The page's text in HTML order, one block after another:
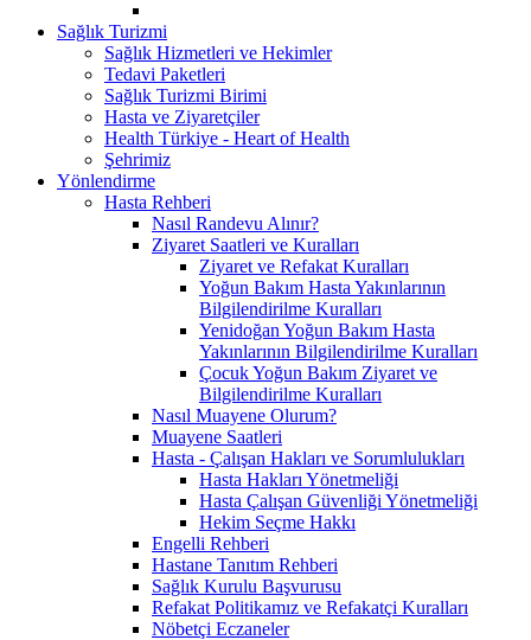
Sağlık Turizmi
Sağlık Hizmetleri ve Hekimler
Tedavi Paketleri
Sağlık Turizmi Birimi
Hasta ve Ziyaretçiler
Health Türkiye - Heart of Health
Şehrimiz
Yönlendirme
Hasta Rehberi
Nasıl Randevu Alınır?
Ziyaret Saatleri ve Kuralları
Ziyaret ve Refakat Kuralları
Yoğun Bakım Hasta Yakınlarının
Bilgilendirilme Kuralları
Yenidoğan Yoğun Bakım Hasta
Yakınlarının Bilgilendirilme Kuralları
Çocuk Yoğun Bakım Ziyaret ve
Bilgilendirilme Kuralları
Nasıl Muayene Olurum?
Muayene Saatleri
Hasta - Çalışan Hakları ve Sorumlulukları
Hasta Hakları Yönetmeliği
Hasta Çalışan Güvenliği Yönetmeliği
Hekim Seçme Hakkı
Engelli Rehberi
Hastane Tanıtım Rehberi
Sağlık Kurulu Başvurusu
Refakat Politikamız ve Refakatçi Kuralları
Nöbetçi Eczaneler